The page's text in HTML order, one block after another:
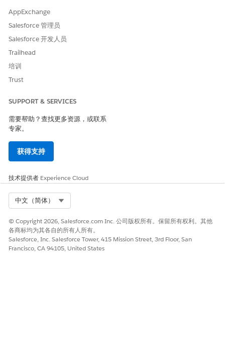
AppExchange
Salesforce 管理员
Salesforce 开发人员
Trailhead
培训
Trust
SUPPORT & SERVICES
需要帮助？查找更多资源，或联系
专家。
获得支持
技术提供者 Experience Cloud
中文（简体）
© Copyright 2026, Salesforce.com Inc. 公司版权所有。保留所有权利。其他
各商标均为其各自的所有人所有。
Salesforce, Inc. Salesforce Tower, 415 Mission Street, 3rd Floor, San
Francisco, CA 94105, United States